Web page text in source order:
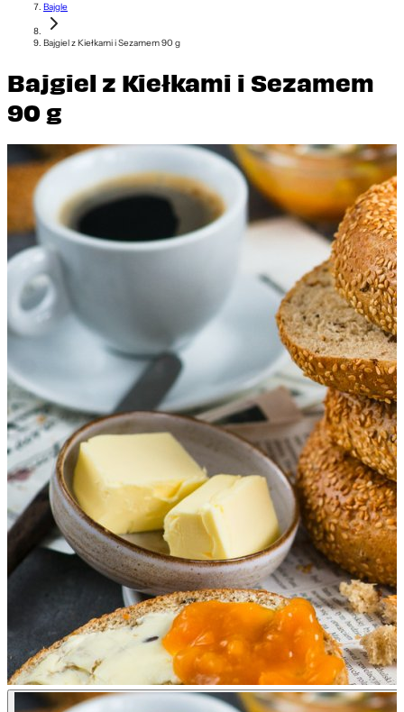
Bajgle
Bajgiel z Kiełkami i Sezamem 90 g
Bajgiel z Kiełkami i Sezamem
90 g